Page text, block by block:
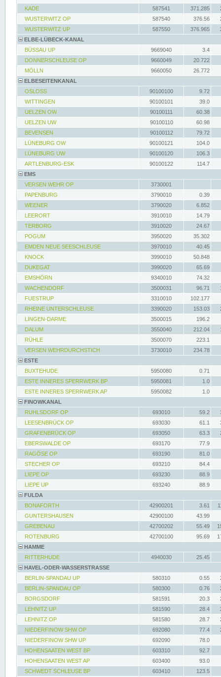
KADE
587541 371.285
WUSTERWITZ OP
587540 376.56
WUSTERWITZ UP
587550 376.965
ELBE-LÜBECK-KANAL
BÜSSAU UP
9669040
3.4
DONNERSCHLEUSE OP
9660049
20.722
MÖLLN
9660050
26.772
ELBESEITENKANAL
OSLOSS
90100100
9.72
WITTINGEN
90100101
39.0
UELZEN OW
90100111
60.38
UELZEN UW
90100110
60.98
BEVENSEN
90100112
79.72
LÜNEBURG OW
90100121
104.0
LÜNEBURG UW
90100120
106.3
ARTLENBURG-ESK
90100122
114.7
EMS
VERSEN WEHR OP
3730001
PAPENBURG
3790010
0.39
WEENER
3790020
6.852
LEERORT
3910010
14.79
TERBORG
3910020
24.67
POGUM
3950020
35.302
EMDEN NEUE SEESCHLEUSE
3970010
40.45
KNOCK
3990010
50.848
DUKEGAT
3990020
65.69
EMSHÖRN
9340010
74.32
WACHENDORF
3500031 96.71
FUESTRUP
3310010
102.177
RHEINE UNTERSCHLEUSE
3390020 153.03
LINGEN-DARME
3500015
196.2
DALUM
3550040 212.04
RÜHLE
3500070
223.1
VERSEN WEHRDURCHSTICH
3730010
234.78
ESTE
BUXTEHUDE
5950080
0.71
ESTE INNERES SPERRWERK BP
5950081
1.0
ESTE INNERES SPERRWERK AP
5950082
1.0
FINOWKANAL
RUHLSDORF OP
693010 59.2
LEESENBRÜCK OP
693030 61.1
GRAFENBRÜCK OP
693050 63.3
EBERSWALDE OP
693170
77.9
RAGÖSE OP
693190
81.0
STECHER OP
693210
84.4
LIEPE OP
693230
88.9
LIEPE UP
693240
88.9
FULDA
BONAFORTH
42900201 3.61
GUNTERSHAUSEN
42900100
43.99
GREBENAU
42700202 55.49
ROTENBURG
42700100 95.69
HAMME
RITTERHUDE
4940030
25.45
HAVEL-ODER-WASSERSTRASSE
BERLIN-SPANDAU UP
580310 0.55
BERLIN-SPANDAU OP
580300 0.76
BORGSDORF
581591 20.3
LEHNITZ UP
581590 28.4
LEHNITZ OP
581580 28.7
NIEDERFINOW SHW OP
692080 77.4
NIEDERFINOW SHW UP
692090
78.0
HOHENSAATEN WEST BP
603310
92.7
HOHENSAATEN WEST AP
603400
93.0
SCHWEDT SCHLEUSE BP
603410
123.5